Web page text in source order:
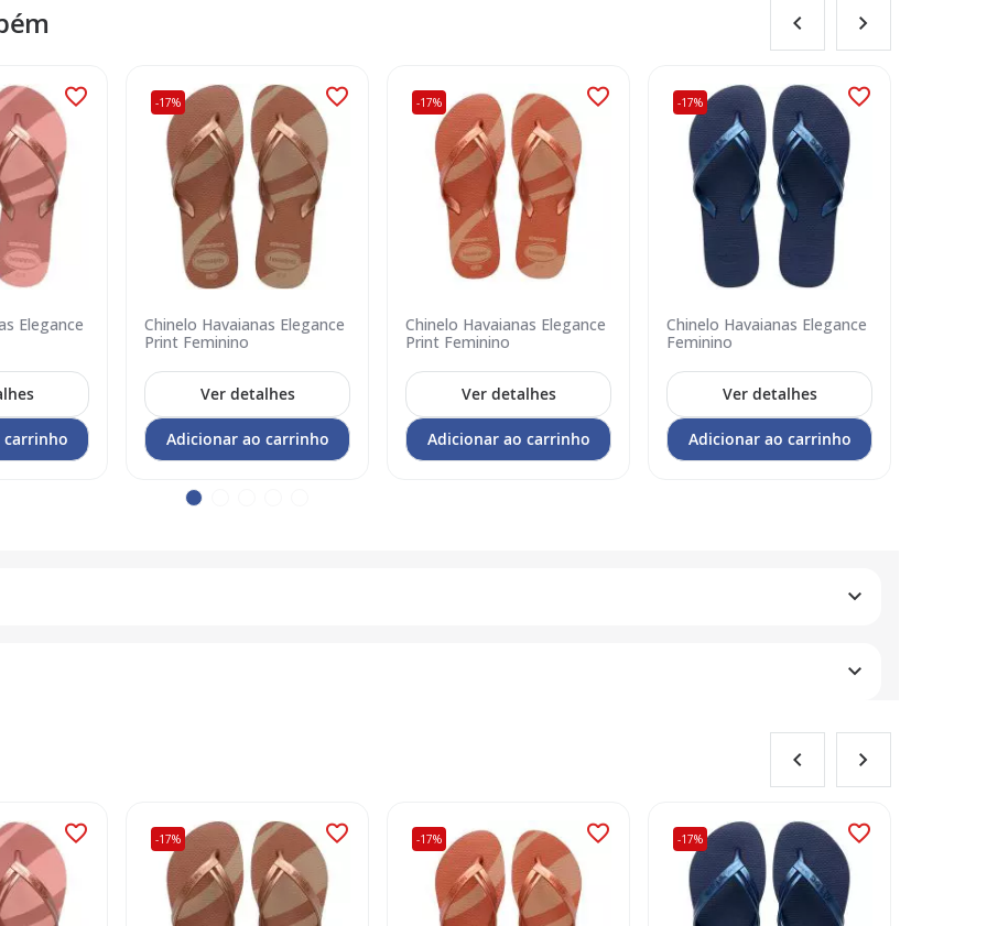
Elegance
carrinho
-17%
Chinelo Havaianas Elegance
Print Feminino
Ver detalhes
Adicionar ao carrinho
-17%
Chinelo Havaianas Elegance
Print Feminino
Ver detalhes
Adicionar ao carrinho
-17%
Chinelo Havaianas Elegance
Feminino
Ver detalhes
Adicionar ao carrinho
-17% -17% -17%